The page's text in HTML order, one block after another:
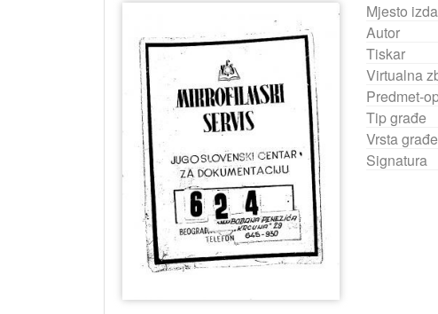
Mjesto
Autor
Tiskar
Virtualna
Predmet-
Tip građe
Vrsta građe
Signatura